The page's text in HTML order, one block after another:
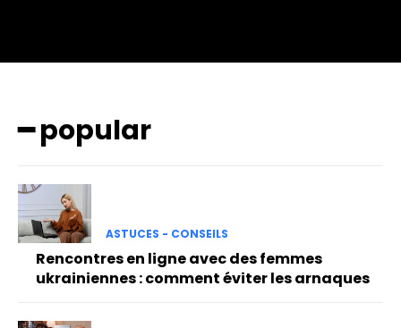
━ popular
ASTUCES - CONSEILS
Rencontres en ligne avec des femmes
ukrainiennes : comment éviter les arnaques